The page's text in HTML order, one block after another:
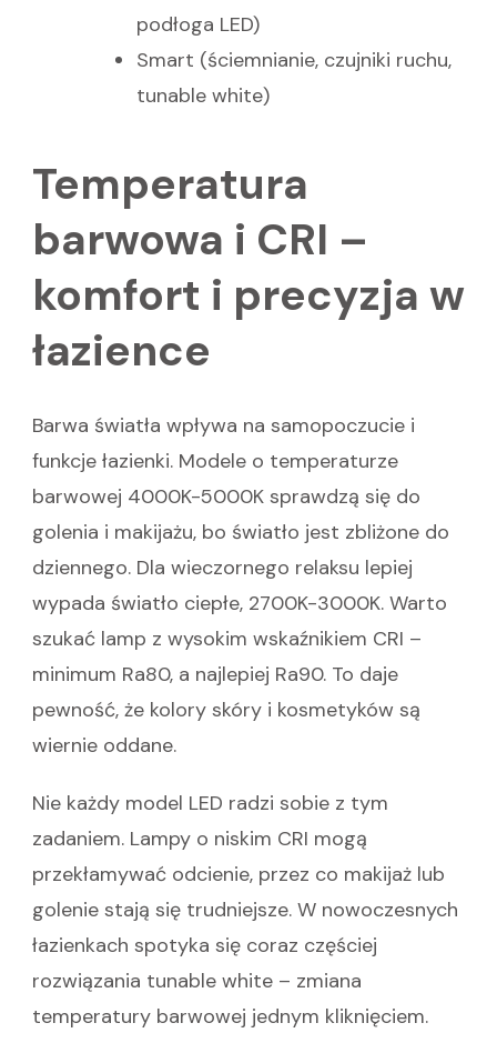
podłoga LED)
Smart (ściemnianie, czujniki ruchu,
tunable white)
Temperatura
barwowa i CRI –
komfort i precyzja w
łazience
Barwa światła wpływa na samopoczucie i
funkcje łazienki. Modele o temperaturze
barwowej 4000K-5000K sprawdzą się do
golenia i makijażu, bo światło jest zbliżone do
dziennego. Dla wieczornego relaksu lepiej
wypada światło ciepłe, 2700K-3000K. Warto
szukać lamp z wysokim wskaźnikiem CRI –
minimum Ra80, a najlepiej Ra90. To daje
pewność, że kolory skóry i kosmetyków są
wiernie oddane.
Nie każdy model LED radzi sobie z tym
zadaniem. Lampy o niskim CRI mogą
przekłamywać odcienie, przez co makijaż lub
golenie stają się trudniejsze. W nowoczesnych
łazienkach spotyka się coraz częściej
rozwiązania tunable white – zmiana
temperatury barwowej jednym kliknięciem.